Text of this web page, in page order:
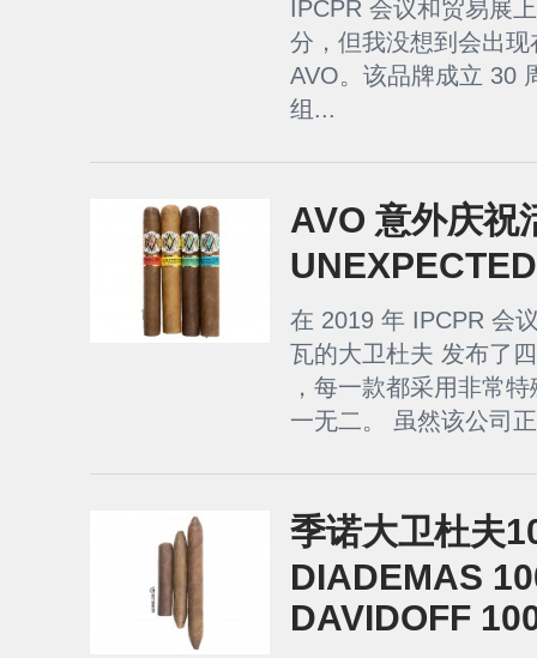
IPCPR 会议和贸易展
分，但我没想到会出
AVO。该品牌成立 30
组...
AVO 意外庆祝
在 2019 年 IPCPR 会
瓦的大卫杜夫 发布了
，每一款都采用非常
一无二。 虽然该公司
季诺大卫杜夫
DIADEMAS
DAVIDOFF